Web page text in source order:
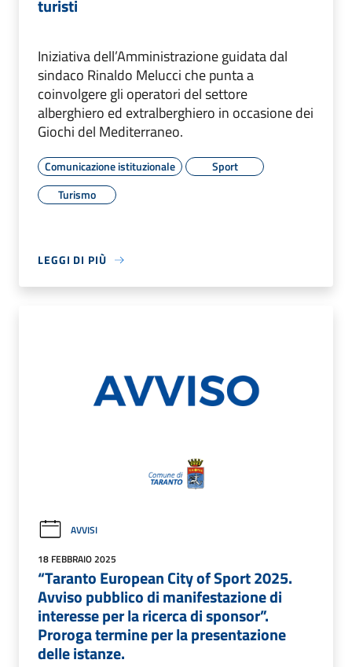
turisti
Iniziativa dell’Amministrazione guidata dal
sindaco Rinaldo Melucci che punta a
coinvolgere gli operatori del settore
alberghiero ed extralberghiero in occasione dei
Giochi del Mediterraneo.
Comunicazione istituzionale
Sport
Turismo
LEGGI DI PIÙ
AVVISI
18 FEBBRAIO 2025
“Taranto European City of Sport 2025.
Avviso pubblico di manifestazione di
interesse per la ricerca di sponsor”.
Proroga termine per la presentazione
delle istanze.